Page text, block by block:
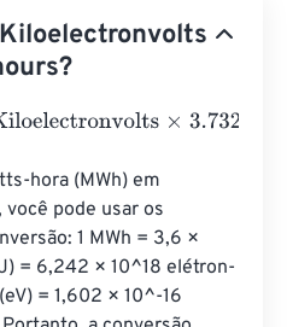
×
hora (MWh) em
pode usar os
1 MWh = 3,6 ×
= 6,242 × 10^18 elétron-
= 1,602 × 10^-16